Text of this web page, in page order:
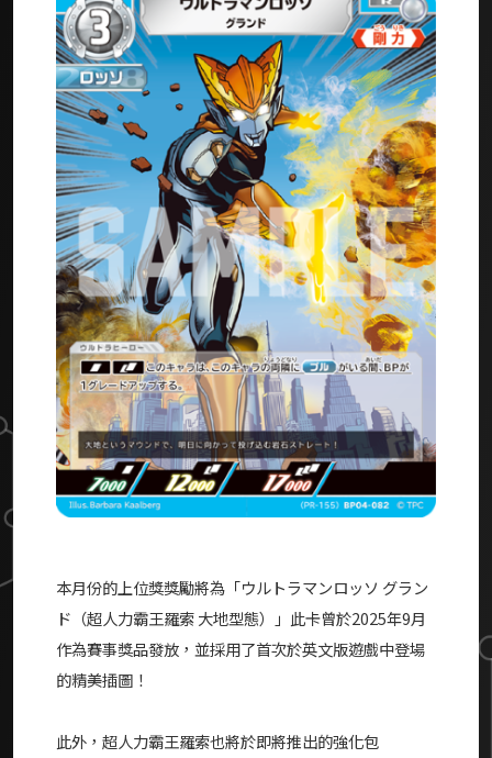
本月份的上位獎獎勵將為「ウルトラマンロッソ グラン
ド（超人力霸王羅索 大地型態）」此卡曾於2025年9月
作為賽事獎品發放，並採用了首次於英文版遊戲中登場
的精美插圖！
此外，超人力霸王羅索也將於即將推出的強化包